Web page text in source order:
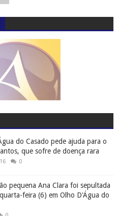
do Casado pede ajuda para o
que sofre de doença rara
0
pequena Ana Clara foi sepultada
feira (6) em Olho D'Água do